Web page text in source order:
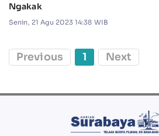
Ngakak
Senin, 21 Agu 2023 14:38 WIB
Previous 1 Next